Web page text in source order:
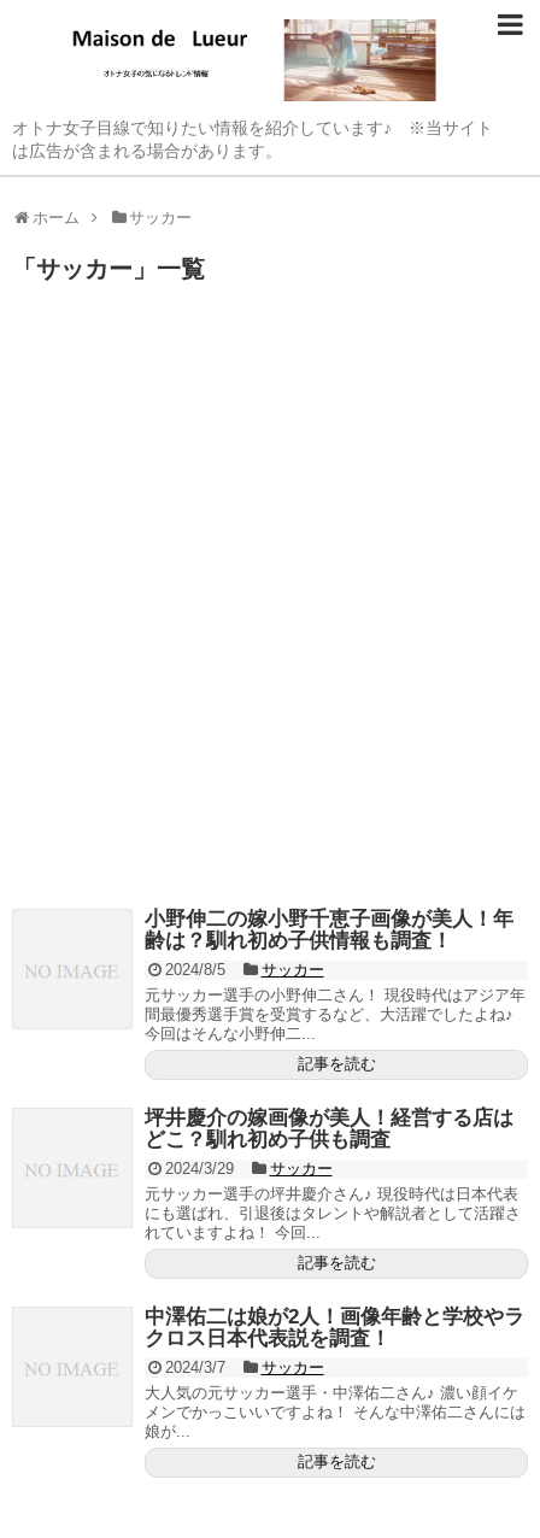
オトナ女子目線で知りたい情報を紹介しています♪ ※当サイト
は広告が含まれる場合があります。
ホーム サッカー
「サッカー 」 一覧
小野伸二の嫁小野千恵子画像が美人！年
齢は？馴れ初め子供情報も調査！
2024/8/5
サッカー
元サッカー選手の小野伸二さん！ 現役時代はアジア年
間最優秀選手賞を受賞するなど、大活躍でしたよね♪
今回はそんな小野伸二...
記事を読む
坪井慶介の嫁画像が美人！経営する店は
どこ？馴れ初め子供も調査
2024/3/29
サッカー
元サッカー選手の坪井慶介さん♪ 現役時代は日本代表
にも選ばれ、引退後はタレントや解説者として活躍さ
れていますよね！ 今回...
記事を読む
中澤佑二は娘が2人！画像年齢と学校やラ
クロス日本代表説を調査！
2024/3/7
サッカー
大人気の元サッカー選手・中澤佑二さん♪ 濃い顔イケ
メンでかっこいいですよね！ そんな中澤佑二さんには
娘が...
記事を読む